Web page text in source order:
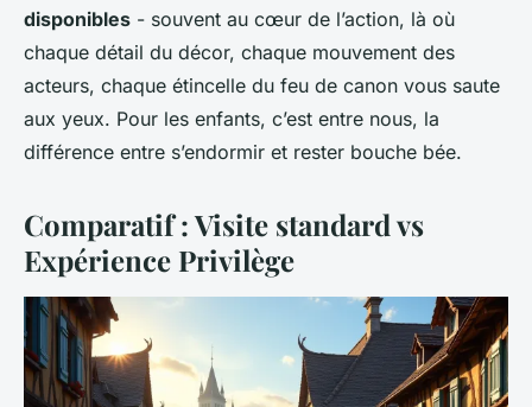
disponibles - souvent au cœur de l’action, là où
chaque détail du décor, chaque mouvement des
acteurs, chaque étincelle du feu de canon vous saute
aux yeux. Pour les enfants, c’est entre nous, la
différence entre s’endormir et rester bouche bée.
Comparatif : Visite standard vs
Expérience Privilège